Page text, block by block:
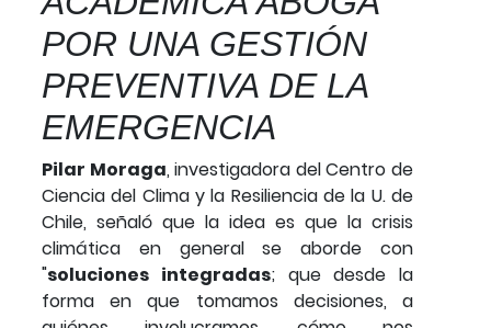
POR UNA GESTIÓN
PREVENTIVA DE LA
EMERGENCIA
Pilar Moraga, investigadora del Centro de
Ciencia del Clima y la Resiliencia de la U. de
Chile, señaló que la idea es que la crisis
climática en general se aborde con
"soluciones integradas; que desde la
forma en que tomamos decisiones, a